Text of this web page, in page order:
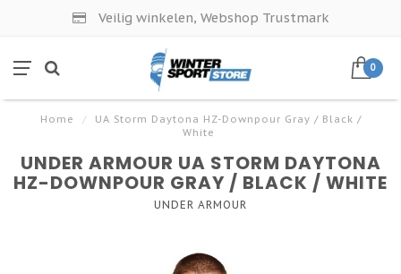
Veilig winkelen, Webshop Trustmark
0
Home /
UA Storm Daytona HZ-Downpour Gray / Black /
White
UNDER ARMOUR UA STORM DAYTONA
HZ-DOWNPOUR GRAY / BLACK / WHITE
UNDER ARMOUR